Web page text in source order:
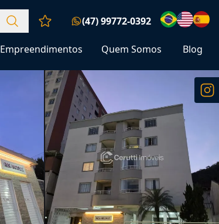
Favoritos (0 itens)
(47) 99772-0392
Empreendimentos Quem Somos Blog